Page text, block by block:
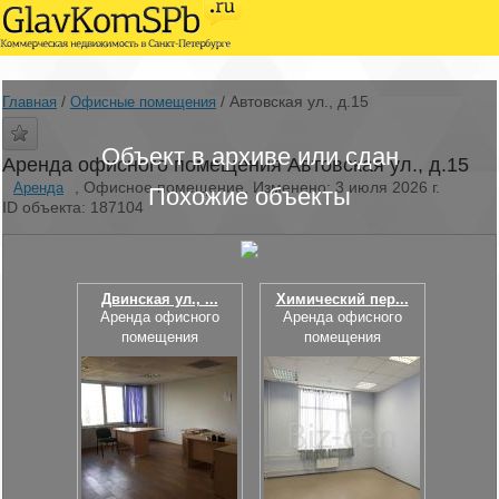
Объект в архиве или сдан
Похожие объекты
Двинская ул., ...
Аренда офисного
помещения
Химический пер...
Аренда офисного
помещения
Главная / Офисные помещения / Автовская ул., д.15
Аренда офисного помещения Автовская ул., д.15
Аренда
, Офисное помещение, Изменено: 3 июля 2026 г.
ID объекта: 187104